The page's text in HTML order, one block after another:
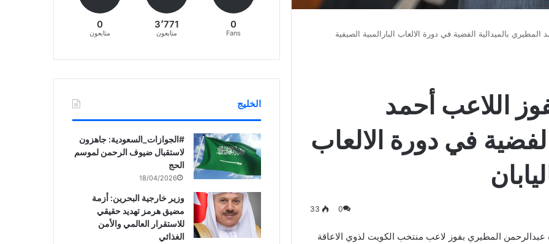
بالميدالية الفضية في دورة الالعاب البارالمبية الصيفية
اللاعب أحمد
في دورة الالعاب
0
33
عبدالرحمن المطيري بفوز لاعب منتخب الكويت لذوي الاعاقة
0
Fans
3٬771
متابعون
0
متابعون
الخليج
‏‎#الجوازات_السعودية: جاهزون
لاستقبال ضيوف الرحمن لموسم
الحج
18/04/2026
وزير خارجية البحرين: أزمة
مضيق هرمز تهديد حقيقي
للاستقرار العالمي والأمن
الغذائي